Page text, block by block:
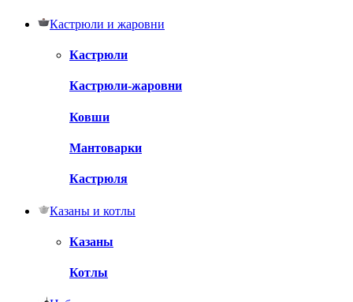
Кастрюли и жаровни
Кастрюли
Кастрюли-жаровни
Ковши
Мантоварки
Кастрюля
Казаны и котлы
Казаны
Котлы